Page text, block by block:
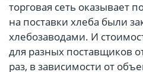
торговая сеть оказывает
на поставки хлеба были
хлебозаводами. И
для разных поставщиков
раз, в зависимости от